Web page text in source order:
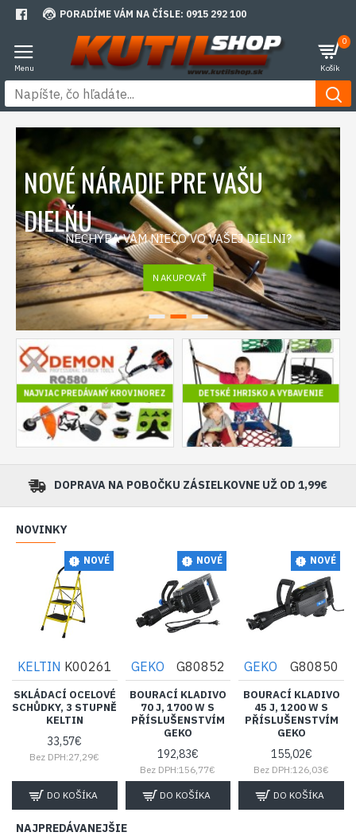
PORADÍME VÁM NA ČÍSLE: 0915 292 100
0
PRE VAŠU
NIEČO VO VAŠEJ DIELNI?
NAKUPOVAŤ
NAJVIAC PREDÁVANÝ KROVINOREZ DETSKÉ IHRISKO A VYBAVENIE
DOPRAVA NA POBOČKU ZÁSIELKOVNE UŽ OD 1,99€
NOVINKY
NOVÉ
KELTIN K00261
SKLÁDACÍ OCELOVÉ
SCHŮDKY, 3 STUPNĚ
KELTIN
33,57€
Bez DPH:27,29€
DO KOŠÍKA
NOVÉ
GEKO G80852
BOURACÍ KLADIVO
70 J, 1700 W S
PŘÍSLUŠENSTVÍM
GEKO
192,83€
Bez DPH:156,77€
DO KOŠÍKA
NOVÉ
GEKO G80850
BOURACÍ KLADIVO
45 J, 1200 W S
PŘÍSLUŠENSTVÍM
GEKO
155,02€
Bez DPH:126,03€
DO KOŠÍKA
NAJPREDÁVANEJŠIE